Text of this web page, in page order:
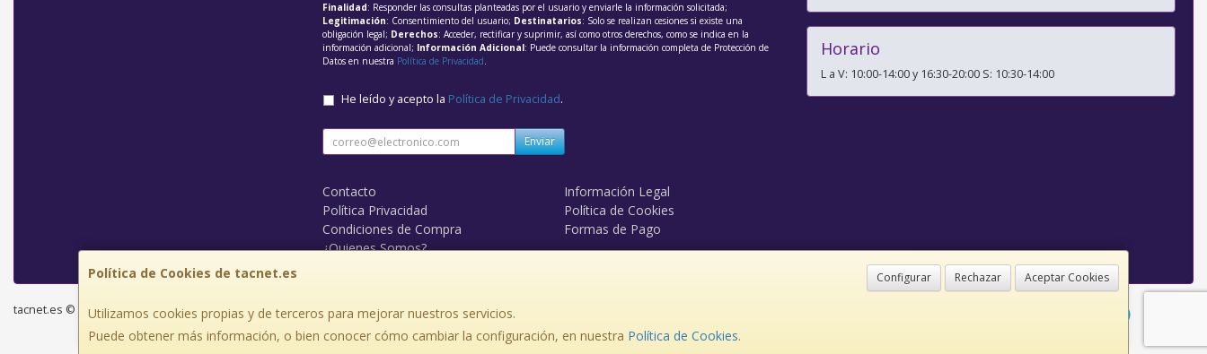
Política de Cookies de tacnet.es Configurar Rechazar Aceptar Cookies
Utilizamos cookies propias y de terceros para mejorar nuestros servicios.
Puede obtener más información, o bien conocer cómo cambiar la configuración, en nuestra Política de Cookies.
Finalidad: Responder las consultas planteadas por el usuario y enviarle la información solicitada;
Legitimación: Consentimiento del usuario; Destinatarios: Solo se realizan cesiones si existe una
obligación legal; Derechos: Acceder, rectificar y suprimir, así como otros derechos, como se indica en la
información adicional; Información Adicional: Puede consultar la información completa de Protección de
Datos en nuestra Política de Privacidad.
He leído y acepto la Política de Privacidad.
Enviar
Contacto
Información Legal
Política Privacidad
Política de Cookies
Condiciones de Compra
Formas de Pago
¿Quienes Somos?
Horario
L a V: 10:00-14:00 y 16:30-20:00 S: 10:30-14:00
tacnet.es © 2026
, , , , España. - C.I.F.: B84095611 - Tfno: